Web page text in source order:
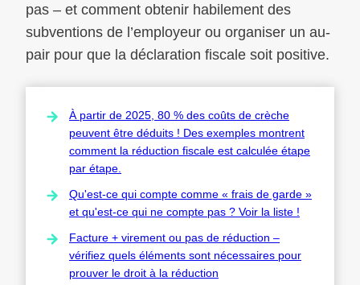
pas – et comment obtenir habilement des
subventions de l’employeur ou organiser un au-
pair pour que la déclaration fiscale soit positive.
À partir de 2025, 80 % des coûts de crèche
peuvent être déduits ! Des exemples montrent
comment la réduction fiscale est calculée étape
par étape.
Qu'est-ce qui compte comme « frais de garde »
et qu'est-ce qui ne compte pas ? Voir la liste !
Facture + virement ou pas de réduction –
vérifiez quels éléments sont nécessaires pour
prouver le droit à la réduction